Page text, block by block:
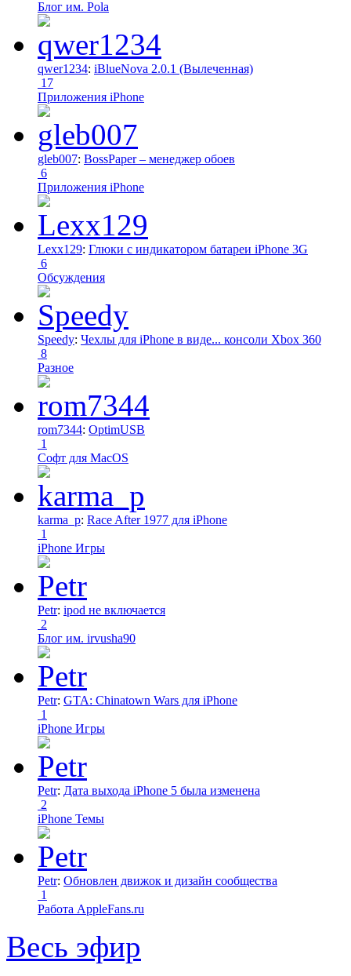
Блог им. Pola
qwer1234: iBlueNova 2.0.1 (Вылеченная)
17
Приложения iPhone
gleb007: BossPaper – менеджер обоев
6
Приложения iPhone
Lexx129: Глюки с индикатором батареи iPhone 3G
6
Обсуждения
Speedy: Чехлы для iPhone в виде... консоли Xbox 360
8
Разное
rom7344: OptimUSB
1
Софт для MacOS
karma_p: Race After 1977 для iPhone
1
iPhone Игры
Petr: ipod не включается
2
Блог им. irvusha90
Petr: GTA: Chinatown Wars для iPhone
1
iPhone Игры
Petr: Дата выхода iPhone 5 была изменена
2
iPhone Темы
Petr: Обновлен движок и дизайн сообщества
1
Работа AppleFans.ru
Весь эфир